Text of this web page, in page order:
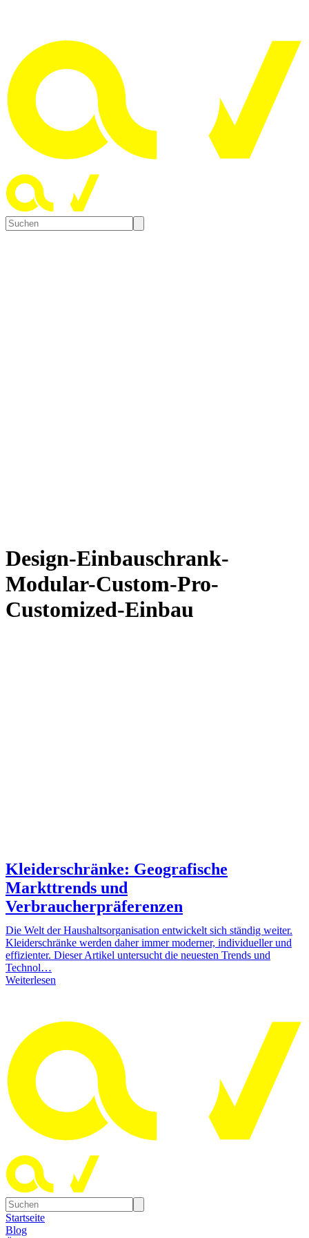
Design-Einbauschrank-
Modular-Custom-Pro-
Customized-Einbau
Kleiderschränke: Geografische
Markttrends und
Verbraucherpräferenzen
Die Welt der Haushaltsorganisation entwickelt sich ständig weiter.
Kleiderschränke werden daher immer moderner, individueller und
effizienter. Dieser Artikel untersucht die neuesten Trends und
Technol…
Weiterlesen
Startseite
Blog